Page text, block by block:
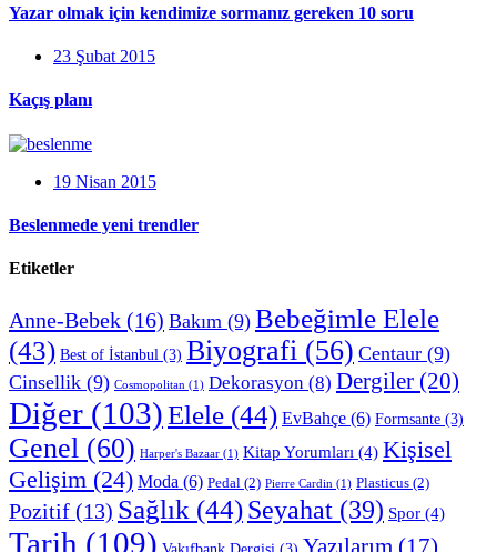
Yazar olmak için kendimize sormanız gereken 10 soru
23 Şubat 2015
Kaçış planı
19 Nisan 2015
Beslenmede yeni trendler
Etiketler
Anne-Bebek (16) Bakım (9) Bebeğimle Elele
(43) Best of İstanbul (3) Biyografi (56) Centaur (9)
Cinsellik (9) Cosmopolitan (1) Dekorasyon (8) Dergiler (20)
Diğer (103)Elele (44) EvBahçe (6) Formsante (3)
Genel (60) Harper's Bazaar (1) Kitap Yorumları (4) Kişisel
Gelişim (24) Moda (6) Pedal (2) Pierre Cardin (1) Plasticus (2)
Pozitif (13) Sağlık (44)Seyahat (39) Spor (4)
Tarih (109) Yazılarım (17)